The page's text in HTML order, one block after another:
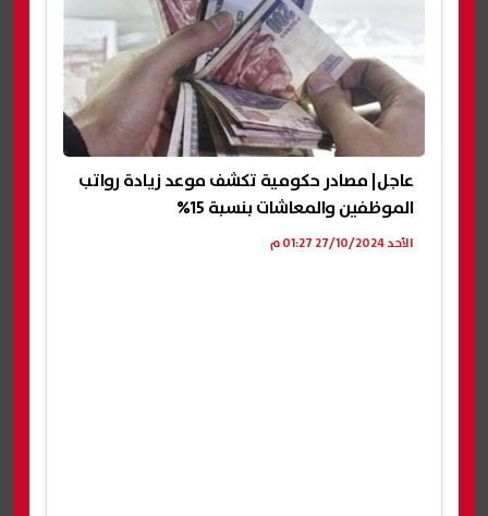
عاجل| مصادر حكومية تكشف موعد زيادة رواتب
الموظفين والمعاشات بنسبة 15%
الأحد 27/10/2024 01:27 م